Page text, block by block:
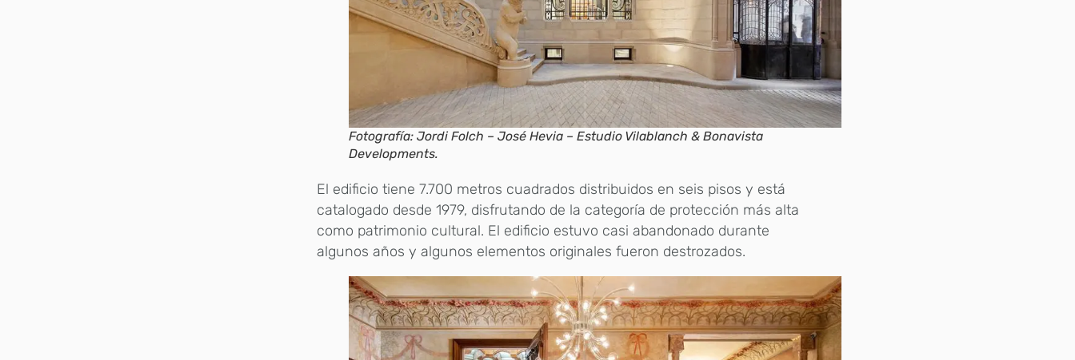
Fotografía: Jordi Folch – José Hevia – Estudio Vilablanch & Bonavista
Developments.
El edificio tiene 7.700 metros cuadrados distribuidos en seis pisos y está
catalogado desde 1979, disfrutando de la categoría de protección más alta
como patrimonio cultural. El edificio estuvo casi abandonado durante
algunos años y algunos elementos originales fueron destrozados.